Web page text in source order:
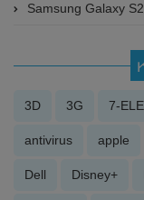
Samsung Galaxy S20
3D 3G 7-
antivirus apple
Dell Disney+